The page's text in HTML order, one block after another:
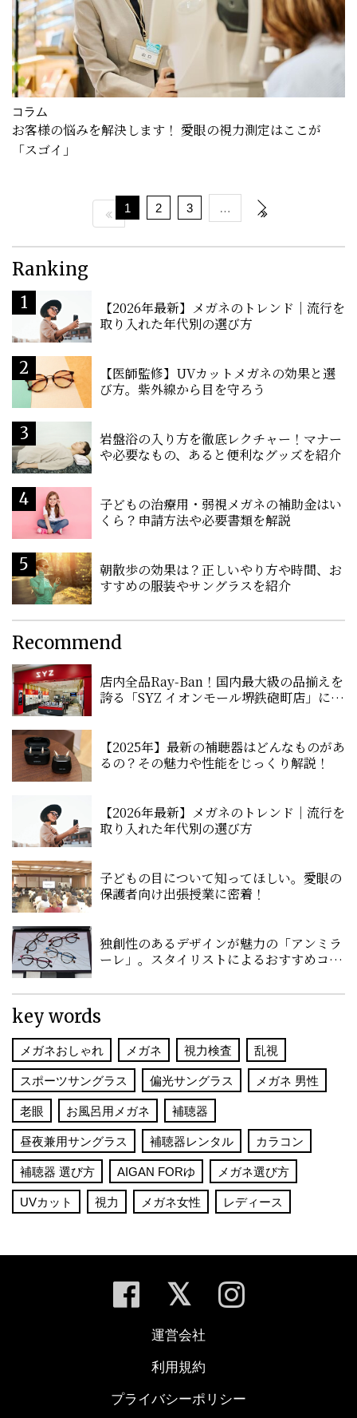
コラム
お客様の悩みを解決します！ 愛眼の視力測定はここが
「スゴイ」
1 2 3 …
Ranking
【2026年最新】メガネのトレンド｜流行を
取り入れた年代別の選び方
【医師監修】UVカットメガネの効果と選
び方。紫外線から目を守ろう
岩盤浴の入り方を徹底レクチャー！マナー
や必要なもの、あると便利なグッズを紹介
子どもの治療用・弱視メガネの補助金はい
くら？申請方法や必要書類を解説
朝散歩の効果は？正しいやり方や時間、お
すすめの服装やサングラスを紹介
Recommend
店内全品Ray-Ban！国内最大級の品揃えを
誇る「SYZ イオンモール堺鉄砲町店」に潜
【2025年】最新の補聴器はどんなものがあ
るの？その魅力や性能をじっくり解説！
【2026年最新】メガネのトレンド｜流行を
取り入れた年代別の選び方
子どもの目について知ってほしい。愛眼の
保護者向け出張授業に密着！
独創性のあるデザインが魅力の「アンミラ
ーレ」。スタイリストによるおすすめコー
key words
メガネおしゃれ メガネ 視力検査 乱視
スポーツサングラス 偏光サングラス メガネ 男性
老眼 お風呂用メガネ 補聴器
昼夜兼用サングラス 補聴器レンタル カラコン
補聴器 選び方 AIGAN FORゆ メガネ選び方
UVカット 視力 メガネ女性 レディース
運営会社
利用規約
プライバシーポリシー